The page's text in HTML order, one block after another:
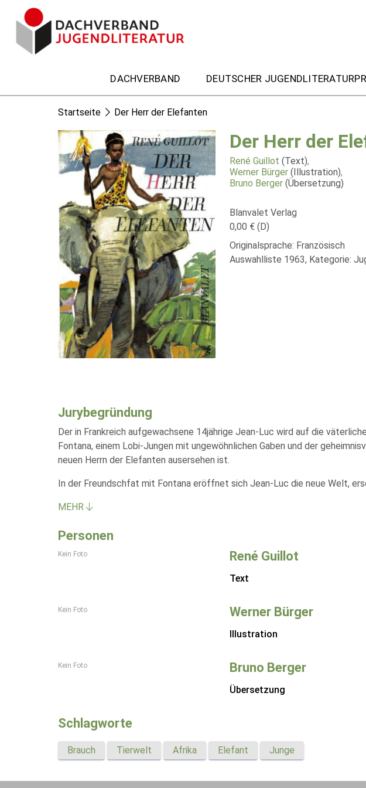
DACHVERBAND DEUTSCHER
Startseite Der Herr der Elefanten
Der Herr der
René Guillot (Text),
Werner Bürger (Illustration),
Bruno Berger (Übersetzung)
Blanvalet Verlag
0,00 € (D)
Originalsprache: Französisch
Auswahlliste 1963, Kategorie:
Jurybegründung
Der in Frankreich aufgewachsene 14jährige Jean-Luc wird auf die
Fontana, einem Lobi-Jungen mit ungewöhnlichen Gaben und der
neuen Herrn der Elefanten ausersehen ist.
In der Freundschfat mit Fontana eröffnet sich Jean-Luc die neue Welt,
MEHR
Personen
Kein Foto René Guillot
Text
Kein Foto Werner Bürger
Illustration
Kein Foto Bruno Berger
Übersetzung
Schlagworte
Brauch Tierwelt Afrika Elefant Junge